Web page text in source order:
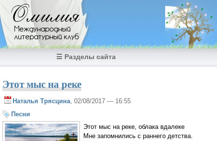
Перейти к основному содержанию
Омилия
Международный
литературный клуб
☰ Разделы сайта
Этот мыс на реке
Наталья Трясцина , 02/08/2017 — 16:55
Песни
Этот мыс на реке, облака вдалеке
Мне запомнились с раннего детства.